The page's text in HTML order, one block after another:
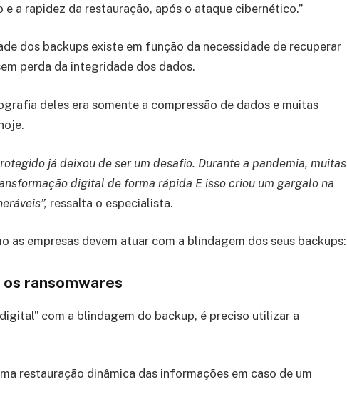
a rapidez da restauração, após o ataque cibernético.”
dos backups existe em função da necessidade de recuperar
perda da integridade dos dados.
deles era somente a compressão de dados e muitas
já deixou de ser um desafio. Durante a pandemia, muitas
digital de forma rápida E isso criou um gargalo na
ressalta o especialista.
as empresas devem atuar com a blindagem dos seus backups:
ransomwares
com a blindagem do backup, é preciso utilizar a
restauração dinâmica das informações em caso de um